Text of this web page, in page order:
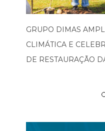
GRUPO DIMAS
CLIMÁTICA E
DE RESTAURAÇÃO